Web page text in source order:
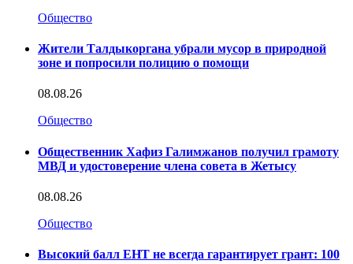
Общество
Жители Талдыкоргана убрали мусор в природной
зоне и попросили полицию о помощи
08.08.26
Общество
Общественник Хафиз Галимжанов получил грамоту
МВД и удостоверение члена совета в Жетысу
08.08.26
Общество
Высокий балл ЕНТ не всегда гарантирует грант: 100